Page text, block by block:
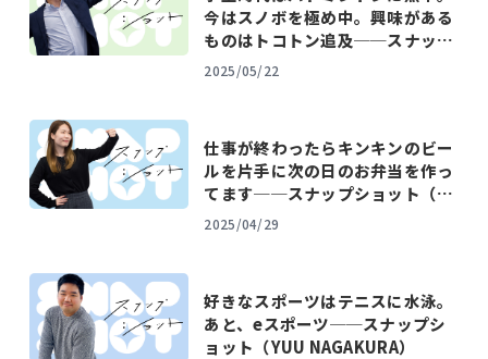
今はスノボを極め中。興味がある
ものはトコトン追及──スナップ
ショット（DAIKI UEHARA）
2025/05/22
仕事が終わったらキンキンのビー
ルを片手に次の日のお弁当を作っ
てます──スナップショット（H
ARUKA SEKI）
2025/04/29
好きなスポーツはテニスに水泳。
あと、eスポーツ──スナップシ
ョット（YUU NAGAKURA）